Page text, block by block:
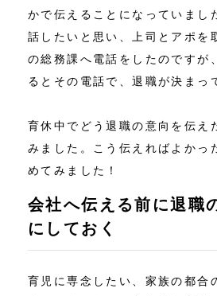
かで伝えることになっていまし
話したいと思い、上司とアポを
の総務課へ電話をしたのですが
るとその電話で、退職が決まっ
育休中でどう退職の意向を伝え
みました。こう伝えればよかっ
めてみました！
会社へ伝える前に退職
にしておく
育児に専念したい、家族の都合